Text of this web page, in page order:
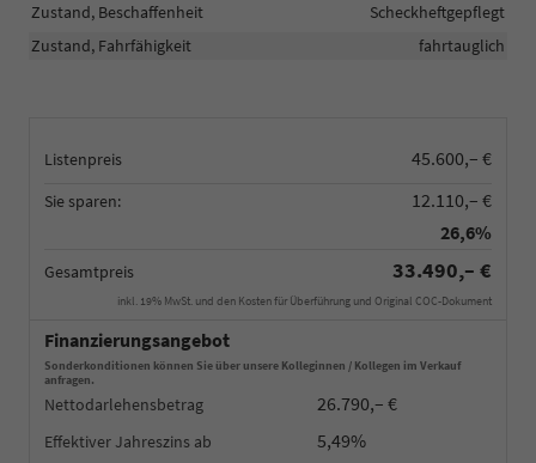
Listenpreis 45.600,– €
Sie sparen:
12.110,– €
26,6%
Gesamtpreis 33.490,– €
inkl. 19% MwSt. und den Kosten für Überführung und Original COC-Dokument
Finanzierungsangebot
Sonderkonditionen können Sie über unsere Kolleginnen / Kollegen im Verkauf
anfragen.
Nettodarlehensbetrag 26.790,– €
Effektiver Jahreszins 5,49%
Zustand, Beschaffenheit
Scheckheftgepflegt
Zustand, Fahrfähigkeit
fahrtauglich